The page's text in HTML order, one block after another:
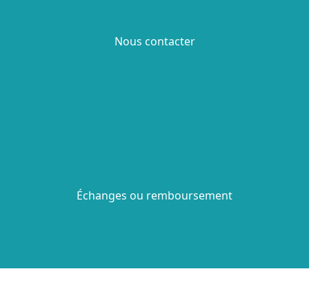
Nous contacter
Échanges ou remboursement